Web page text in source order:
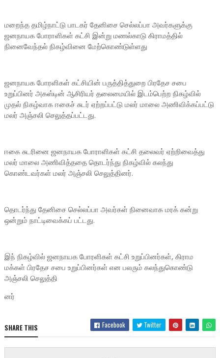
மறைந்த தமிழ்நாட்டு பாடகர் தேனிசை செல்லப்பா அவர்களுக்கு
ஜனநாயக போராளிகள் கட்சி இன்று மணல்காடு கிராமத்தில்
நினைவேந்தல் நிகழ்வினை மேற்கொண்டுள்ளது
ஜனநாயக போரளிகள் கட்சியின் பருத்தித்துறை பிரதேச சபை
உறுப்பினர் அகஸ்டின் ஆசிரியர் தலைமையில் இடம்பெற்ற நிகழ்வில்
முதல் நிகழ்வாக ஈகைச் சுடர் ஏற்றப்பட்டு மலர் மாலை அணிவிக்கப்பட்டு
மலர் அஞ்சலி செலுத்தப்பட்டது.
ஈகை சுடரினை ஜனநாயக போராளிகள் கட்சி தலைவர் ஏற்றிவைத்து
மலர் மாலை அணிவித்ததை தொடர்ந்து நிகழ்வில் கலந்து
கொண்டவர்கள் மலர் அஞ்சலி செலுத்தினர்.
தொடர்ந்து தேனிசை செல்லப்பா அவர்கள் நினைவாக மரக் கன்று
ஒன்றும் நாட்டிவைக்கப் பட்டது.
இந் நிகழ்வில் ஜனநாயக போரளிகள் கட்சி உறுப்பினர்கள், கிராம
மக்கள் பிரதேச சபை உறுப்பினர்கள் என பலரும் கலந்துகொண்டு
அஞ்சலி செலுத்தி
னர்
SHARE THIS Facebook Twitter